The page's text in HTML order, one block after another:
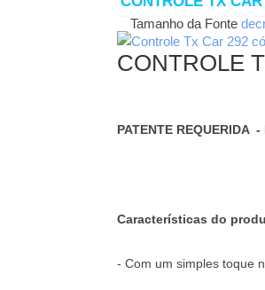
Tamanho da Fonte
CONTROLE
PATENTE REQUERIDA
Características do
- Com um simples toque